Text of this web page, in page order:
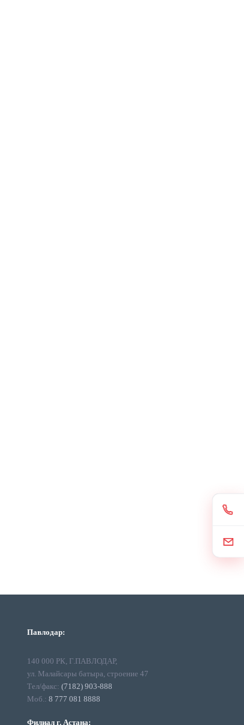
Павлодар:
140 000 РК, Г.ПАВЛОДАР,
ул. Малайсары батыра, строение 47
Тел/факс: (7182) 903-888
Моб.: 8 777 081 8888
Филиал г. Астана: